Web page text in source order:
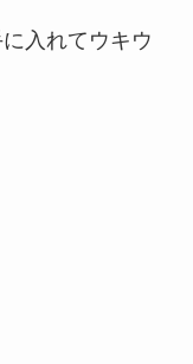
入れてウキウ